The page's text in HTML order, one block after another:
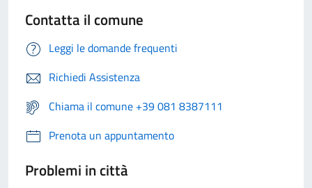
Contatta il comune
Leggi le domande frequenti
Richiedi Assistenza
Chiama il comune +39 081 8387111
Prenota un appuntamento
Problemi in città